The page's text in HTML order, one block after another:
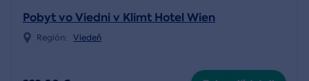
Pobyt vo Viedni v Klimt Hotel Wien
Región: Viedeň